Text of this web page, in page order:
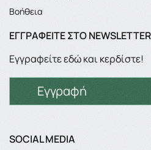
Βοήθεια
ΕΓΓΡΑΦΕΊΤΕ ΣΤΟ NEWSLETTER
Εγγραφείτε εδώ και κερδίστε!
Εγγραφή
SOCIAL MEDIA